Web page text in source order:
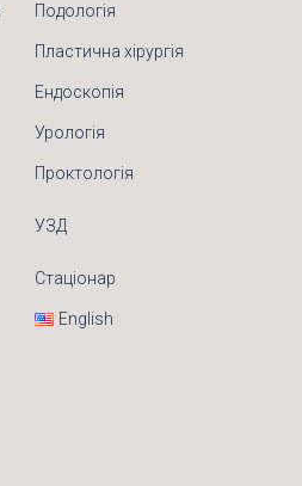
Подологія
Пластична хірургія
Ендоскопія
Урологія
Проктологія
УЗД
Стаціонар
English